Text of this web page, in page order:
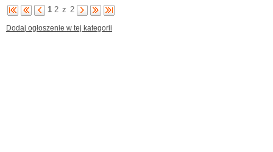
1 2 z 2
Dodaj ogłoszenie w tej kategorii